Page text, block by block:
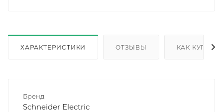
ХАРАКТЕРИСТИКИ ОТЗЫВЫ КАК КУПИТЬ
Бренд
Schneider Electric